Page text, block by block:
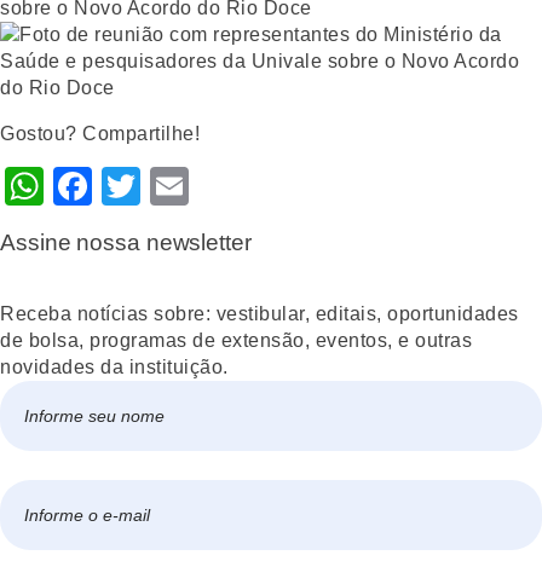
Gostou? Compartilhe!
WhatsApp
Facebook
Twitter
Assine nossa newsletter
Receba notícias sobre: vestibular, editais, oportunidades
de bolsa, programas de extensão, eventos, e outras
novidades da instituição.
mail